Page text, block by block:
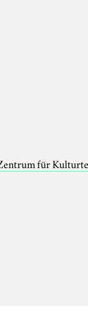
für